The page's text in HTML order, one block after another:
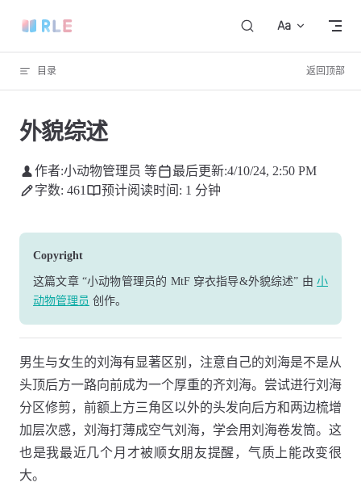
Skip to content
目录 返回顶部
外貌综述
作者:小动物管理员 等 最后更新:4/10/24, 2:50 PM
字数: 461
预计阅读时间: 1 分钟
Copyright
这篇文章 “小动物管理员的 MtF 穿衣指导&外貌综述” 由小
动物管理员 创作。
男生与女生的刘海有显著区别，注意自己的刘海是不是从
头顶后方一路向前成为一个厚重的齐刘海。尝试进行刘海
分区修剪，前额上方三角区以外的头发向后方和两边梳增
加层次感，刘海打薄成空气刘海，学会用刘海卷发筒。这
也是我最近几个月才被顺女朋友提醒，气质上能改变很
大。